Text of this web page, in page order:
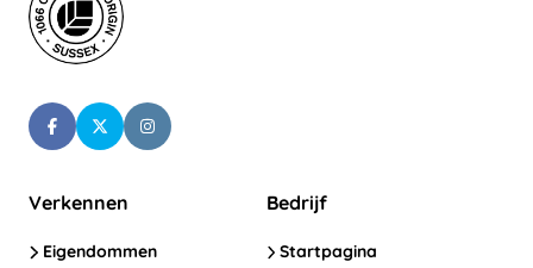
Verkennen
Eigendommen
Bedrijf
Startpagina